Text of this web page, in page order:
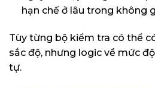
hạn chế ở lâu trong không
Tùy từng bộ kiểm tra có thể
sắc độ, nhưng logic về mức
tự.